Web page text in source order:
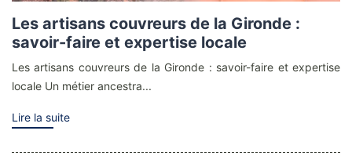
Les artisans couvreurs de la Gironde :
savoir-faire et expertise locale
Les artisans couvreurs de la Gironde : savoir-faire et expertise
locale Un métier ancestra...
Lire la suite